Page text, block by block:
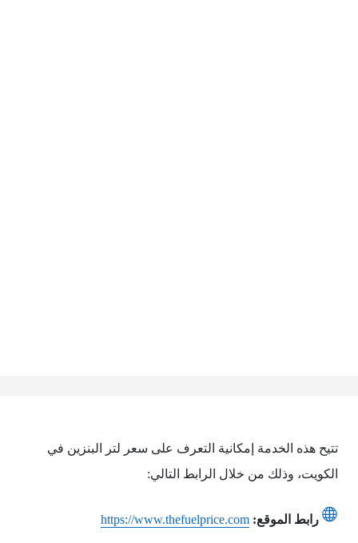
تتيح هذه الخدمة إمكانية التعرف على سعر لتر البنزين في
الكويت، وذلك من خلال الرابط التالي:
رابط الموقع: https://www.thefuelprice.com